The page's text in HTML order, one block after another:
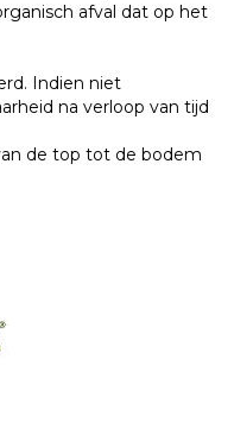
afval dat op het
Indien niet
na verloop van tijd
de top tot de bodem